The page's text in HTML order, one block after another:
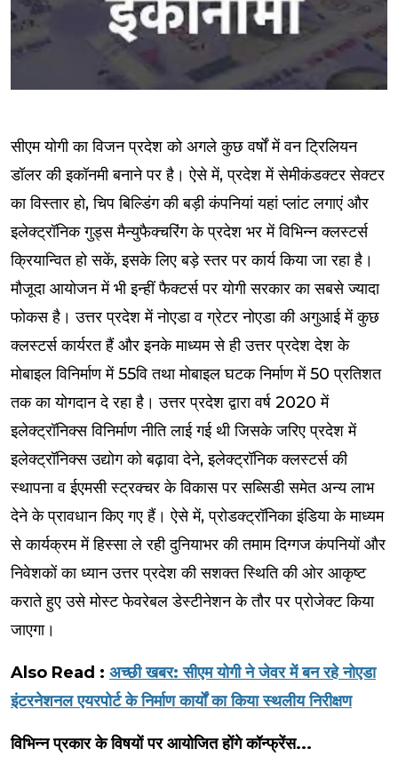
सीएम योगी का विजन प्रदेश को अगले कुछ वर्षों में वन ट्रिलियन
डॉलर की इकॉनमी बनाने पर है। ऐसे में, प्रदेश में सेमीकंडक्टर सेक्टर
का विस्तार हो, चिप बिल्डिंग की बड़ी कंपनियां यहां प्लांट लगाएं और
इलेक्ट्रॉनिक गुड्स मैन्युफैक्चरिंग के प्रदेश भर में विभिन्न क्लस्टर्स
क्रियान्वित हो सकें, इसके लिए बड़े स्तर पर कार्य किया जा रहा है।
मौजूदा आयोजन में भी इन्हीं फैक्टर्स पर योगी सरकार का सबसे ज्यादा
फोकस है। उत्तर प्रदेश में नोएडा व ग्रेटर नोएडा की अगुआई में कुछ
क्लस्टर्स कार्यरत हैं और इनके माध्यम से ही उत्तर प्रदेश देश के
मोबाइल विनिर्माण में 55वि तथा मोबाइल घटक निर्माण में 50 प्रतिशत
तक का योगदान दे रहा है। उत्तर प्रदेश द्वारा वर्ष 2020 में
इलेक्ट्रॉनिक्स विनिर्माण नीति लाई गई थी जिसके जरिए प्रदेश में
इलेक्ट्रॉनिक्स उद्योग को बढ़ावा देने, इलेक्ट्रॉनिक क्लस्टर्स की
स्थापना व ईएमसी स्ट्रक्चर के विकास पर सब्सिडी समेत अन्य लाभ
देने के प्रावधान किए गए हैं। ऐसे में, प्रोडक्ट्रॉनिका इंडिया के माध्यम
से कार्यक्रम में हिस्सा ले रही दुनियाभर की तमाम दिग्गज कंपनियों और
निवेशकों का ध्यान उत्तर प्रदेश की सशक्त स्थिति की ओर आकृष्ट
कराते हुए उसे मोस्ट फेवरेबल डेस्टीनेशन के तौर पर प्रोजेक्ट किया
जाएगा।
Also Read : अच्छी खबर: सीएम योगी ने जेवर में बन रहे नोएडा
इंटरनेशनल एयरपोर्ट के निर्माण कार्यों का किया स्थलीय निरीक्षण
विभिन्न प्रकार के विषयों पर आयोजित होंगे कॉन्फ्रेंस...